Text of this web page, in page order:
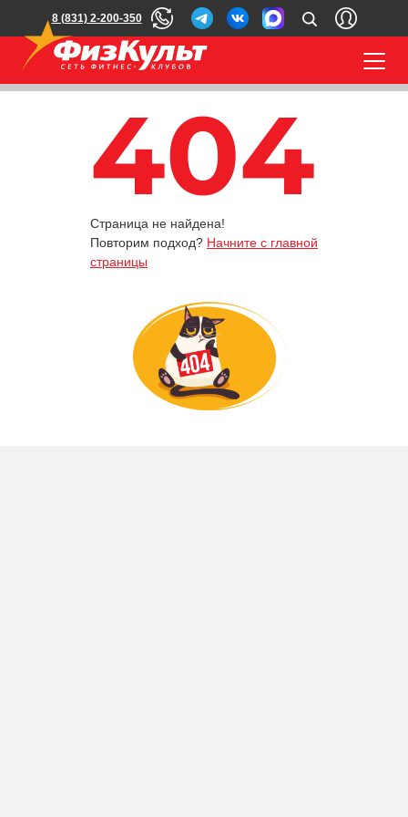
8 (831) 2-200-350
404
Страница не найдена!
Повторим подход? Начните с главной
страницы